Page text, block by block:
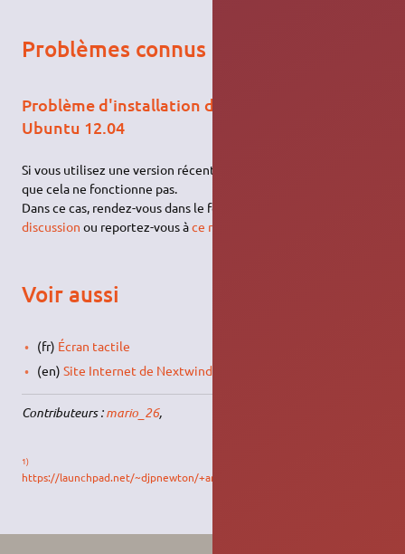
Problèmes connus
Problème d'installation de nwfermi après
Ubuntu 12.04
Si vous utilisez une version récente d'Ubuntu, il est probable
que cela ne fonctionne pas.
Dans ce cas, rendez-vous dans le forum où vous trouverez
discussion ou reportez-vous àce rapport de bug
Voir aussi
(fr) Écran tactile
(en) Site Internet de Nextwindow
Contributeurs :mario_26,
1)
https://launchpad.net/~djpnewton/+archive/xf86-input-nextwindow/